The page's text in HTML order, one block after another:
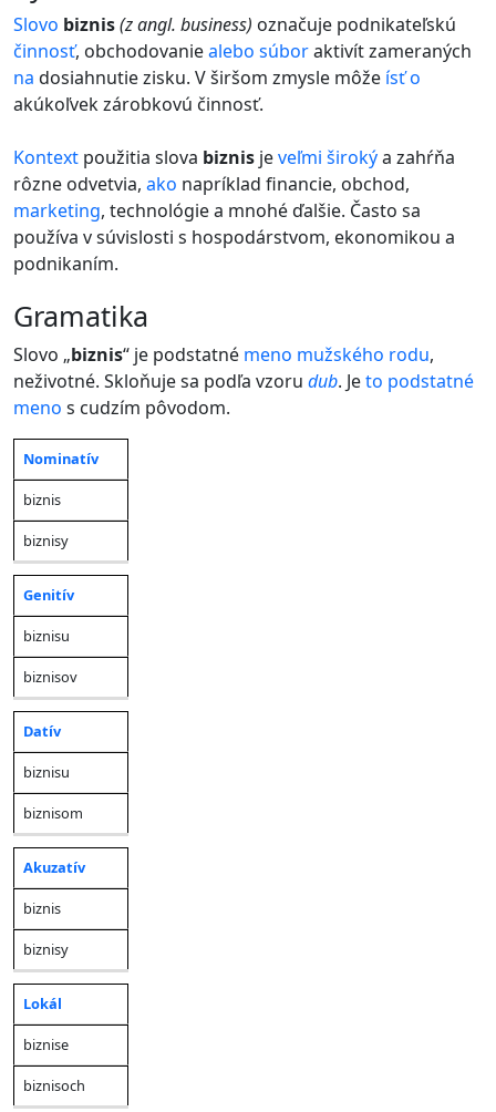
Slovo biznis(z angl. business) označuje podnikateľskú
činnosť, obchodovaniealebo súboraktivít zameraných
na dosiahnutie zisku. V širšom zmysle môže ísťo
akúkoľvek zárobkovú činnosť.
Kontext použitia slova biznis jeveľmi širokýa zahŕňa
rôzne odvetvia, ako napríklad financie, obchod,
marketing, technológie a mnohé ďalšie. Často sa
používa v súvislosti s hospodárstvom, ekonomikou a
podnikaním.
gramatika
Slovo „biznis“ je podstatné meno mužského rodu,
neživotné. Skloňuje sa podľa vzoru dub. Jeto podstatné
meno s cudzím pôvodom.
Pád
Jednotné
číslo
Nominatív
biznis
biznisy
Genitív
biznisu
biznisov
Datív
biznisu
biznisom
Akuzatív
biznis
biznisy
Lokál
biznise
biznisoch